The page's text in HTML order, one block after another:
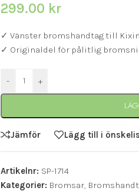
299.00 kr
✓ Vänster bromshandtag till Kixin
✓ Originaldel för pålitlig
- +
Jämför Lägg till i
Artikelnr: SP-1714
Kategorier: Bromsar,